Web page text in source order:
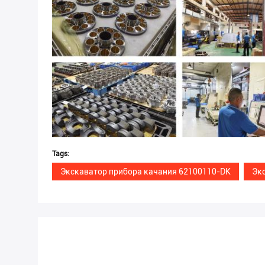
Tags:
Экскаватор прибора качания 62100110-DK